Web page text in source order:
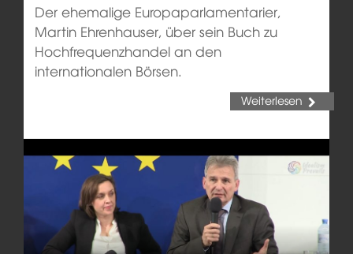
Der ehemalige Europaparlamentarier,
Martin Ehrenhauser, über sein Buch zu
Hochfrequenzhandel an den
internationalen Börsen.
Weiterlesen